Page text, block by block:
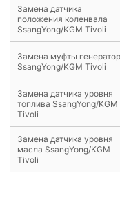
Замена датчика
положения коленвала
SsangYong/KGM Tivoli
Замена муфты
SsangYong/KGM Tivoli
Замена датчика уровня
топлива SsangYong/KGM
Tivoli
Замена датчика уровня
масла SsangYong/KGM
Tivoli